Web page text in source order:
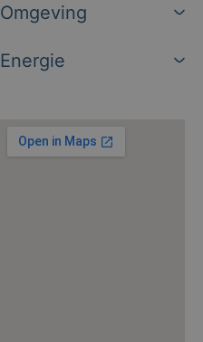
Omgeving
Energie